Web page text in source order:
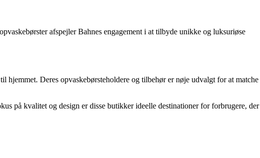
afspejler Bahnes engagement i at tilbyde unikke og luksuriøse
Deres opvaskebørsteholdere og tilbehør er nøje udvalgt for at matche
på kvalitet og design er disse butikker ideelle destinationer for forbrugere, der